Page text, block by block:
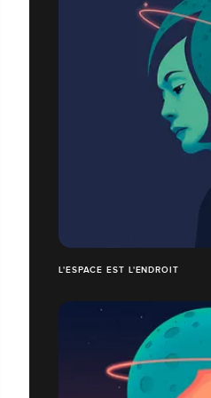
L'ESPACE EST L'ENDROIT